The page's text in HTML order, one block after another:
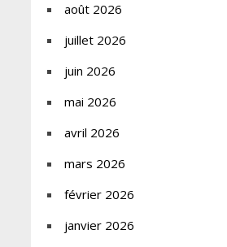
août 2026
juillet 2026
juin 2026
mai 2026
avril 2026
mars 2026
février 2026
janvier 2026